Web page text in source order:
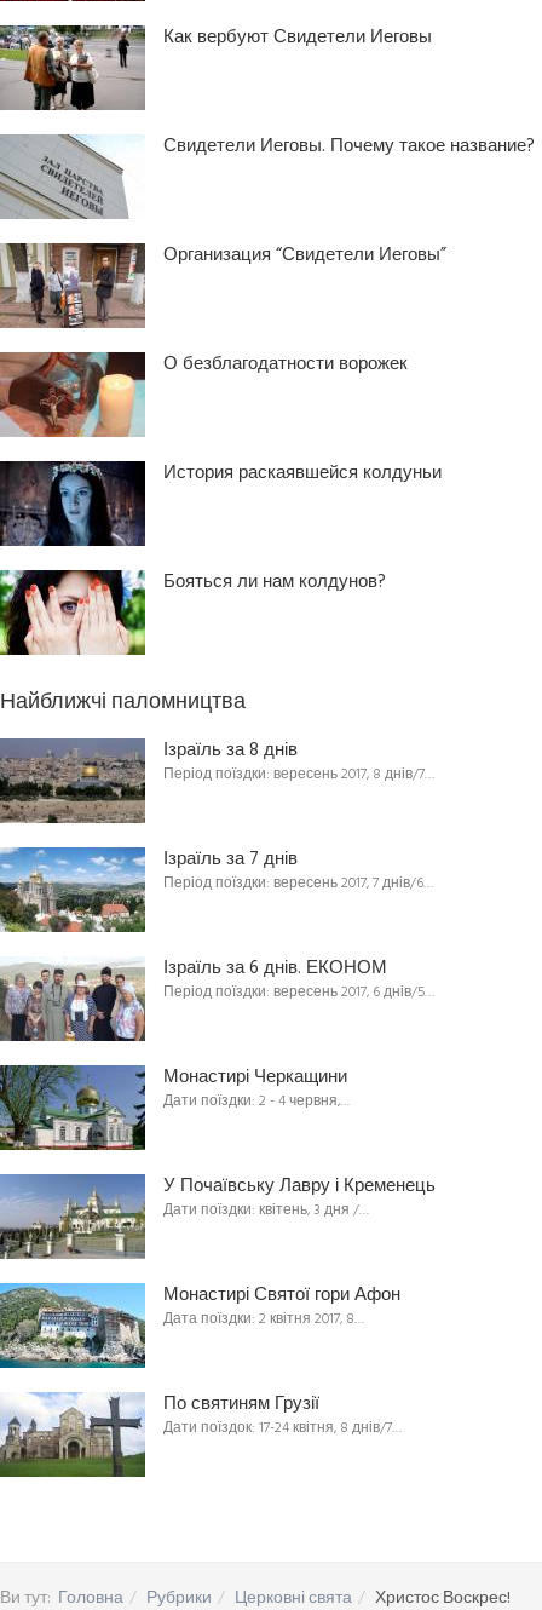
Как вербуют Свидетели Иеговы
Свидетели Иеговы. Почему такое название?
Организация “Свидетели Иеговы”
О безблагодатности ворожек
История раскаявшейся колдуньи
Бояться ли нам колдунов?
Найближчі паломництва
Ізраїль за 8 днів
Період поїздки: вересень 2017, 8 днів/7…
Ізраїль за 7 днів
Період поїздки: вересень 2017, 7 днів/6…
Ізраїль за 6 днів. ЕКОНОМ
Період поїздки: вересень 2017, 6 днів/5…
Монастирі Черкащини
Дати поїздки: 2 - 4 червня,…
У Почаївську Лавру і Кременець
Дати поїздки: квітень, 3 дня /…
Монастирі Святої гори Афон
Дата поїздки: 2 квітня 2017, 8…
По святиням Грузії
Дати поїздок: 17-24 квітня, 8 днів/7…
Ви тут: Головна Рубрики Церковні свята Христос Воскрес!